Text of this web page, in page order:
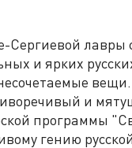
Сергиевой
и ярких
и
программы
гению